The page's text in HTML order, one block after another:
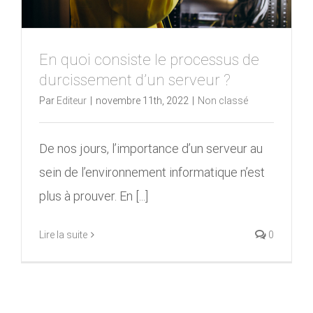
En quoi consiste le processus de
durcissement d’un serveur ?
Par Editeur novembre 11th, 2022 Non classé
De nos jours, l’importance d’un serveur au
sein de l’environnement informatique n’est
plus à prouver. En [...]
Lire la suite 0